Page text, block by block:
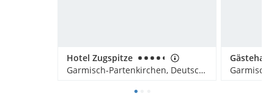
Hotel Zugspitze
Garmisch-Partenkirchen, Deutschland